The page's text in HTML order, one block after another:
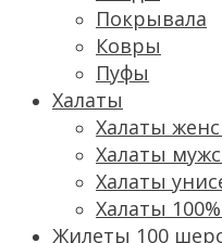
Покрывала
Ковры
Пуфы
Халаты
Халаты
Халаты
Халаты
Халаты
Жилеты 100